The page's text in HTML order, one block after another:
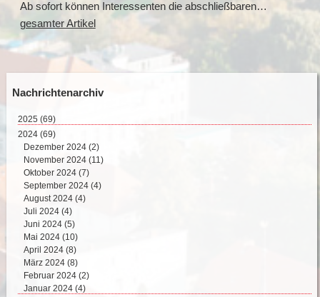
Ab sofort können Interessenten die abschließbaren…
gesamter Artikel
Nachrichtenarchiv
2025 (69)
August 2025 (2)
Juli 2025 (9)
Juni 2025 (8)
Mai 2025 (17)
April 2025 (15)
März 2025 (12)
Februar 2025 (6)
2024 (69)
Dezember 2024 (2)
November 2024 (11)
Oktober 2024 (7)
September 2024 (4)
August 2024 (4)
Juli 2024 (4)
Juni 2024 (5)
Mai 2024 (10)
April 2024 (8)
März 2024 (8)
Februar 2024 (2)
Januar 2024 (4)